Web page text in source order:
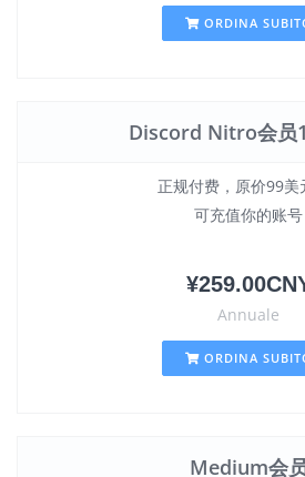
ORDINA
Discord Nitro会员
正规付费，原价99美
可充值你的账号
Annuale
ORDINA
Medium会